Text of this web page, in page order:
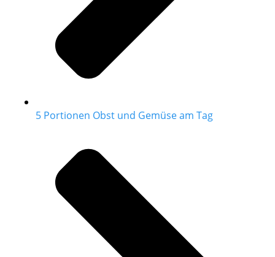
5 Portionen Obst und Gemüse am Tag